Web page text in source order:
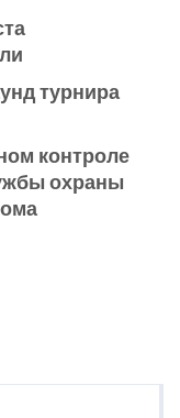
турнира
контроле
охраны